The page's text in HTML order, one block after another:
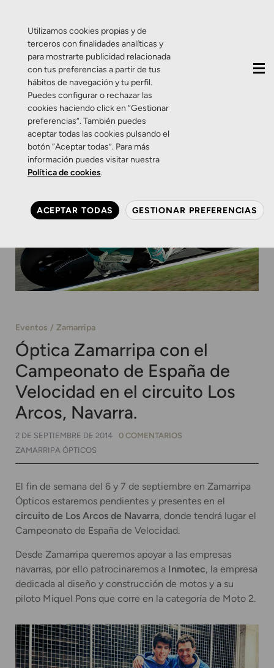
Eventos Zamarripa
Óptica Zamarripa con el
Campeonato de España de
Velocidad en el circuito Los
Arcos, Navarra.
2 DE SEPTIEMBRE DE 2014
0 COMENTARIOS
ZAMARRIPA ÓPTICOS
El fin de semana del 6 y 7 de septiembre en Zamarripa
Ópticos estaremos pendientes y presentes en el
circuito de Los Arcos de Navarra, donde tendrá lugar el
Campeonato de España de Velocidad.
Desde Zamarripa queremos apoyar a las empresas
navarras, por ello patrocinaremos a Inmotec, la empresa
dedicada al diseño y construcción de motos y a su
piloto Miquel Pons que corre en la categoría de Moto 2.
Utilizamos cookies propias y de
terceros con finalidades analíticas y
para mostrarte publicidad relacionada
con tus preferencias a partir de tus
hábitos de navegación y tu perfil.
Puedes configurar o rechazar las
cookies haciendo click en “Gestionar
preferencias”. También puedes
aceptar todas las cookies pulsando el
botón “Aceptar todas”. Para más
información puedes visitar nuestra
Política de cookies.
ACEPTAR TODAS GESTIONAR PREFERENCIAS